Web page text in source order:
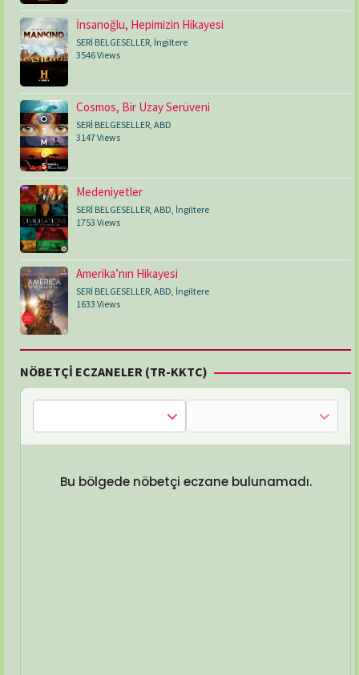
İnsanoğlu, Hepimizin Hikayesi
SERİ BELGESELLER, İngiltere
3546 Views
Cosmos, Bir Uzay Serüveni
SERİ BELGESELLER ABD
3147 Views
Medeniyetler
SERİ BELGESELLER ABD İngiltere
1753 Views
Amerika’nın Hikayesi
SERİ BELGESELLER, ABD, İngiltere
1633 Views
NÖBETÇİ ECZANELER (TR-KKTC)
Bu bölgede nöbetçi eczane bulunamadı.